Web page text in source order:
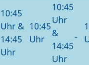
10:45
Uhr &
14:45
Uhr
10:45
Uhr
10:45
Uhr
&
14:45
Uhr
-